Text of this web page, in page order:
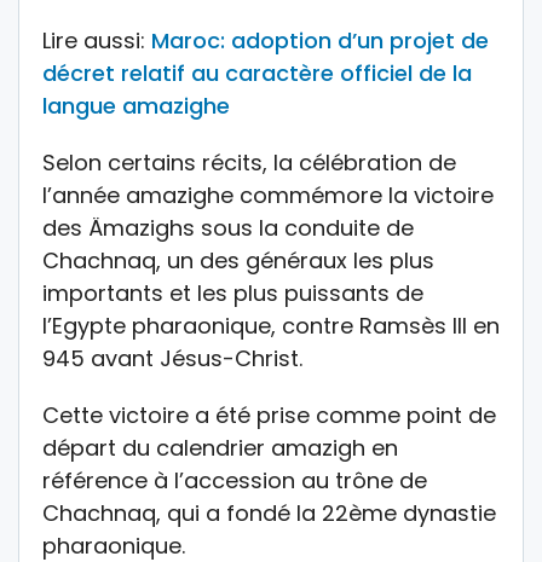
Lire aussi: Maroc: adoption d’un projet de
décret relatif au caractère officiel de la
langue amazighe
Selon certains récits, la célébration de
l’année amazighe commémore la victoire
des Ämazighs sous la conduite de
Chachnaq, un des généraux les plus
importants et les plus puissants de
l’Egypte pharaonique, contre Ramsès III en
945 avant Jésus-Christ.
Cette victoire a été prise comme point de
départ du calendrier amazigh en
référence à l’accession au trône de
Chachnaq, qui a fondé la 22ème dynastie
pharaonique.